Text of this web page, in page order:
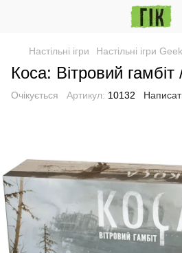
Настільні ігри Настільні ігри
Коса: Вітровий
Очікується Артикул: 10132